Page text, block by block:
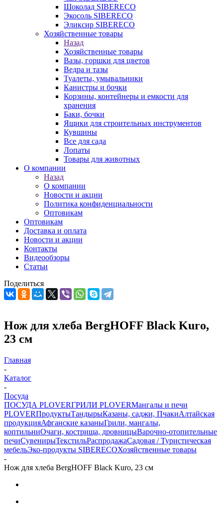
Шоколад SIBERECO
Экосоль SIBERECO
Эликсир SIBERECO
Хозяйственные товары
Назад
Хозяйственные товары
Вазы, горшки для цветов
Ведра и тазы
Туалеты, умывальники
Канистры и бочки
Корзины, контейнеры и емкости для
хранения
Баки, бочки
Ящики для строительных инструментов
Кувшины
Все для сада
Лопаты
Товары для животных
О компании
Назад
О компании
Новости и акции
Политика конфиденциальности
Оптовикам
Оптовикам
Доставка и оплата
Новости и акции
Контакты
Видеообзоры
Статьи
Поделиться
Нож для хлеба BergHOFF Black Kuro,
23 см
Главная
-
Каталог
-
Посуда
ПОСУДА PLOVERГРИЛИ PLOVERМангалы и печи
PLOVERПродуктыТандырыКазаны, саджи, ПчакиАлтайская
продукцияАфганские казаныГрили, мангалы,
коптильниОчаги, кострища, дровницыВарочно-отопительные
печиСувенирыТекстильРаспродажаСадовая / Туристическая
мебельЭко-продукты SIBERECOХозяйственные товары
-
Нож для хлеба BergHOFF Black Kuro, 23 см